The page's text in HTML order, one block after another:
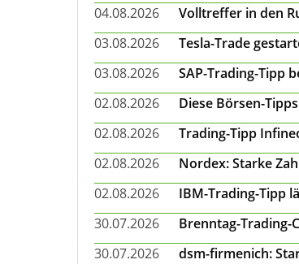
04.08.2026
Volltreffer in den
03.08.2026
Tesla-Trade
03.08.2026
SAP-Trading-Tipp
02.08.2026
Diese Börsen-
02.08.2026
Trading-Tipp
02.08.2026
Nordex: Starke
02.08.2026
IBM-Trading-Tipp
30.07.2026
Brenntag-Trading-
30.07.2026
dsm-firmenich: